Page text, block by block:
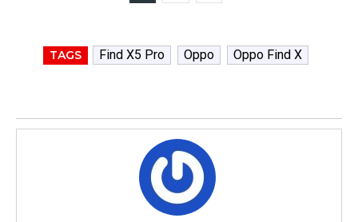
TAGS Find X5 Pro Oppo Oppo Find X